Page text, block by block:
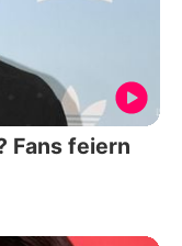
Fans feiern